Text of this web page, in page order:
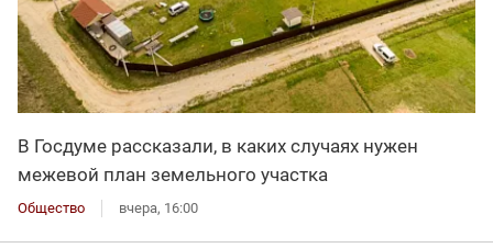
В Госдуме рассказали, в каких случаях нужен
межевой план земельного участка
Общество вчера, 16:00